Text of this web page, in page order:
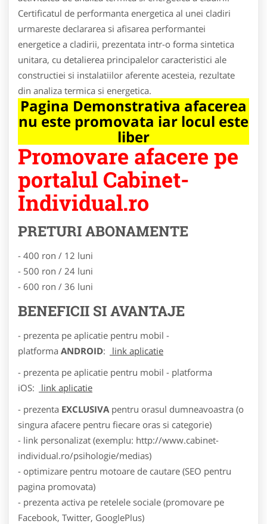
Certificatul de performanta energetica al unei cladiri
urmareste declararea si afisarea performantei
energetice a cladirii, prezentata intr-o forma sintetica
unitara, cu detalierea principalelor caracteristici ale
constructiei si instalatiilor aferente acesteia, rezultate
din analiza termica si energetica.
Pagina Demonstrativa afacerea
nu este promovata iar locul este
liber
Promovare afacere pe
portalul Cabinet-
Individual.ro
PRETURI ABONAMENTE
- 400 ron / 12 luni
- 500 ron / 24 luni
- 600 ron / 36 luni
BENEFICII SI AVANTAJE
- prezenta pe aplicatie pentru mobil -
platforma ANDROID:
link aplicatie
- prezenta pe aplicatie pentru mobil - platforma
iOS:
link aplicatie
- prezenta EXCLUSIVA pentru orasul dumneavoastra (o
singura afacere pentru fiecare oras si categorie)
- link personalizat (exemplu: http://www.cabinet-
individual.ro/psihologie/medias)
- optimizare pentru motoare de cautare (SEO pentru
pagina promovata)
- prezenta activa pe retelele sociale (promovare pe
Facebook, Twitter, GooglePlus)